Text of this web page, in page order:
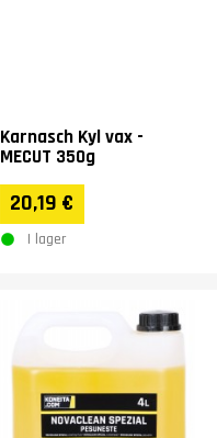
Karnasch Kyl vax -
MECUT 350g
20,19 €
I lager